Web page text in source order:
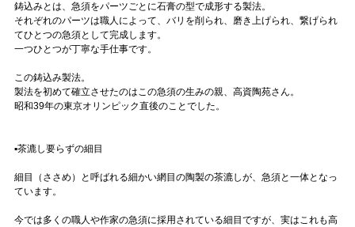
鋳込みとは、急須をパーツごとに石膏の型で成形する製法。
それぞれのパーツは職人によって、バリを削られ、磨き上げられ、繋げられ
てひとつの急須として完成します。
一つひとつが丁寧な手仕事です。
この鋳込み製法。
製法を初めて確立させたのはこの急須の生みの親、高資陶苑さん。
昭和39年の東京オリンピック直後のことでした。
▪️茶漉し要らずの細目
細目（ささめ）と呼ばれる細かい網目の陶製の茶漉しが、急須と一体となっ
ています。
今では多くの職人や作家の急須に採用されている細目ですが、実はこれも高